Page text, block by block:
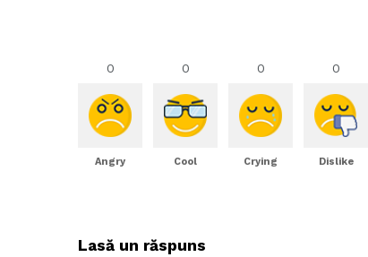
0
Angry
0
Cool
0
Crying
0
Dislike
Lasă un răspuns